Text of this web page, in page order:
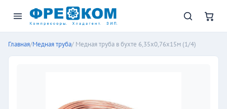
Главная/Медная труба/ Медная труба в бухте 6,35х0,76х15м (1/4)